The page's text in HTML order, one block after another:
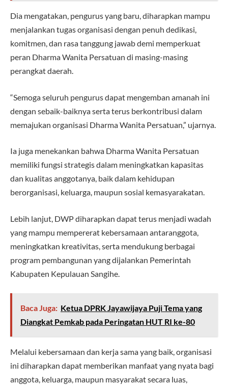
Dia mengatakan, pengurus yang baru, diharapkan mampu
menjalankan tugas organisasi dengan penuh dedikasi,
komitmen, dan rasa tanggung jawab demi memperkuat
peran Dharma Wanita Persatuan di masing-masing
perangkat daerah.
“Semoga seluruh pengurus dapat mengemban amanah ini
dengan sebaik-baiknya serta terus berkontribusi dalam
memajukan organisasi Dharma Wanita Persatuan,” ujarnya.
Ia juga menekankan bahwa Dharma Wanita Persatuan
memiliki fungsi strategis dalam meningkatkan kapasitas
dan kualitas anggotanya, baik dalam kehidupan
berorganisasi, keluarga, maupun sosial kemasyarakatan.
Lebih lanjut, DWP diharapkan dapat terus menjadi wadah
yang mampu mempererat kebersamaan antaranggota,
meningkatkan kreativitas, serta mendukung berbagai
program pembangunan yang dijalankan Pemerintah
Kabupaten Kepulauan Sangihe.
Baca Juga: Ketua DPRK Jayawijaya Puji Tema yang
Diangkat Pemkab pada Peringatan HUT RI ke-80
Melalui kebersamaan dan kerja sama yang baik, organisasi
ini diharapkan dapat memberikan manfaat yang nyata bagi
anggota, keluarga, maupun masyarakat secara luas,